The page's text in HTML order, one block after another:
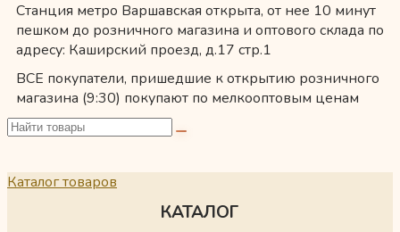
Станция метро Варшавская открыта, от нее 10 минут
пешком до розничного магазина и оптового склада по
адресу: Каширский проезд, д.17 стр.1
ВСЕ покупатели, пришедшие к открытию розничного
магазина (9:30) покупают по мелкооптовым ценам
Каталог товаров
КАТАЛОГ